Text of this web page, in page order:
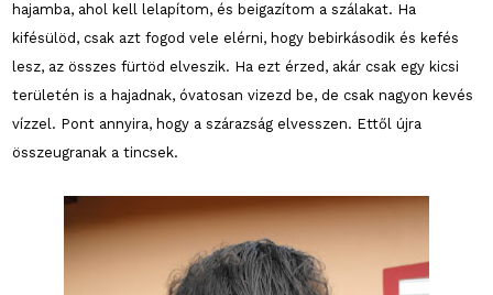
hajamba, ahol kell lelapítom, és beigazítom a szálakat. Ha
kifésülöd, csak azt fogod vele elérni, hogy bebirkásodik és kefés
lesz, az összes fürtöd elveszik. Ha ezt érzed, akár csak egy kicsi
területén is a hajadnak, óvatosan vizezd be, de csak nagyon kevés
vízzel. Pont annyira, hogy a szárazság elvesszen. Ettől újra
összeugranak a tincsek.